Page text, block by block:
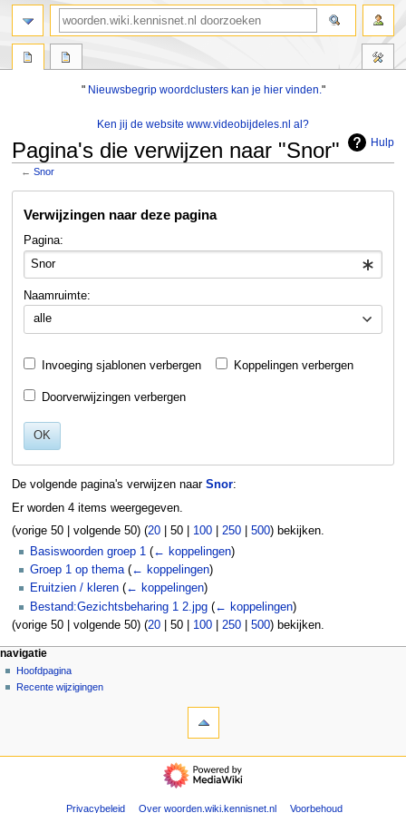
" Nieuwsbegrip woordclusters kan je hier vinden."
Ken jij de website www.videobijdeles.nl al?
Hulp
Pagina's die verwijzen naar "Snor"
←Snor
navigatie
zoeken
Verwijzingen naar deze pagina
Pagina:
Naamruimte:
alle
Invoeging sjablonen verbergen Koppelingen verbergen
Doorverwijzingen verbergen
OK
De volgende pagina's verwijzen naar Snor:
Er worden 4 items weergegeven.
(vorige 50| volgende 50) (20| 50| 100| 250| 500) bekijken.
Basiswoorden groep 1 (← koppelingen)
Groep 1 op thema (← koppelingen)
Eruitzien / kleren (← koppelingen)
Bestand:Gezichtsbeharing 1 2.jpg (← koppelingen)
(vorige 50| volgende 50) (20| 50| 100| 250| 500) bekijken.
N
a
v
a
pagina-handelingen
pagina
overleg
persoonlijke hulpmiddelen
aanmelden
navigatie
Hoofdpagina
Recente wijzigingen
zoeken
navigatie
Privacybeleid Over woorden.wiki.kennisnet.nl Voorbehoud